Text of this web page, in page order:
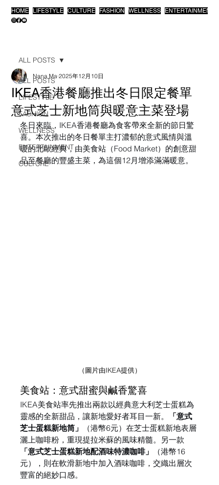
HOME LIFESTYLE CULTURE FASHION WELLNESS ENTERTAINMENT
ALL POSTS
LIFESTYLE
FASHION
WELLNESS
ENTERTAINMENT
CULTURE
ALL POSTS
IKEA香港餐廳推出冬日限定餐單
意式芝士新地筒與暖意主菜登場
Nana Ma 2025年12月10日
冬日來臨，IKEA香港餐廳為食客帶來全新的節日驚
喜。本次推出的冬日餐單主打濃郁的意式風情與溫
暖的北歐經典，由美食站（Food Market）的創意甜
品至餐廳的豐盛主菜，為這個12月增添滿滿暖意。
（圖片由IKEA提供）
美食站：意式甜蜜與鹹香驚喜
IKEA美食站率先推出兩款以經典意大利芝士蛋糕為
靈感的全新甜品，讓新地愛好者耳目一新。
「意式
芝士蛋糕新地筒」
（港幣6元）在芝士蛋糕新地表層
灑上咖啡粉，重現提拉米蘇的風味精髓。另一款
「意式芝士蛋糕新地配酒味特濃咖啡」
（港幣16
元），則在軟滑新地中加入酒味咖啡，交織出層次
豐富的絕妙口感。